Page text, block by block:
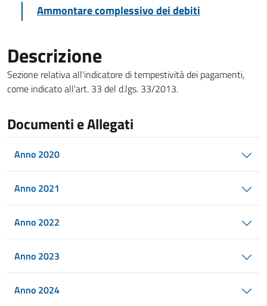
Ammontare complessivo dei debiti
Descrizione
Sezione relativa all'indicatore di tempestività dei pagamenti,
come indicato all'art. 33 del d.lgs. 33/2013.
Documenti e Allegati
Anno 2020
Anno 2021
Anno 2022
Anno 2023
Anno 2024